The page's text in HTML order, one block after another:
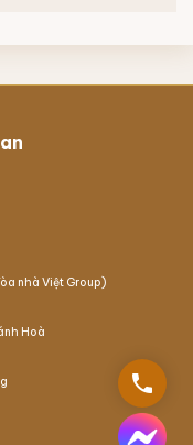
nhà Việt Group)
Hoà
phone